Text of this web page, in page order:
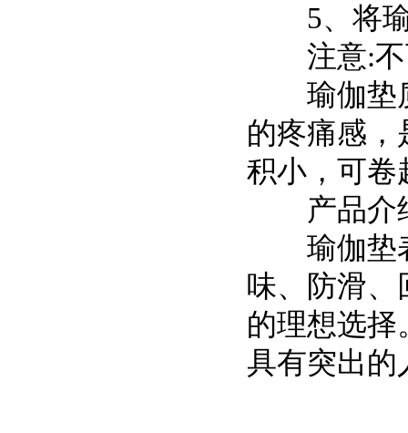
5、将瑜
注意:不
瑜伽垫质
的疼痛感
积小，可卷
产品介
瑜伽垫表
味、防滑、
的理想选
具有突出的